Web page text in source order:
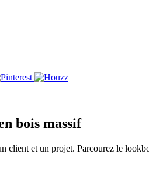
bois massif
client et un projet. Parcourez le